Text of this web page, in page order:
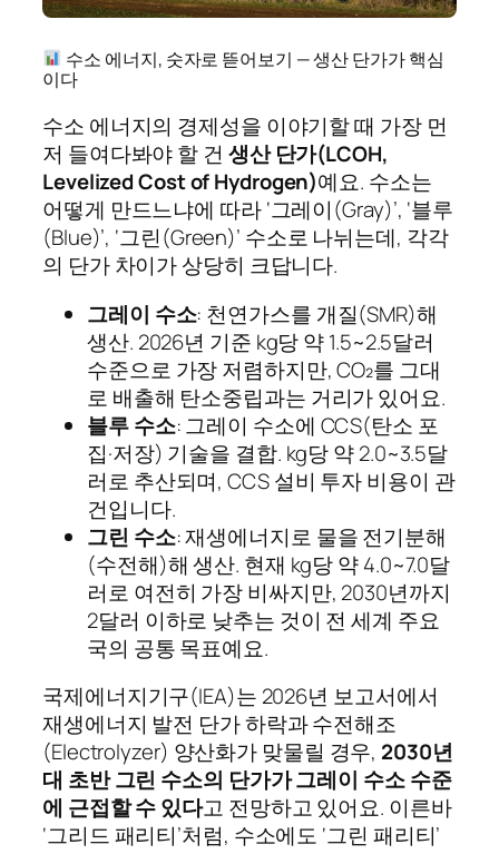
수소 에너지, 숫자로 뜯어보기 — 생산 단가가 핵심
이다
수소 에너지의 경제성을 이야기할 때 가장 먼
저 들여다봐야 할 건 생산 단가(LCOH,
Levelized Cost of Hydrogen)예요. 수소는
어떻게 만드느냐에 따라 ‘그레이(Gray)’, ‘블루
(Blue)’, ‘그린(Green)’ 수소로 나뉘는데, 각각
의 단가 차이가 상당히 크답니다.
그레이 수소: 천연가스를 개질(SMR)해
생산. 2026년 기준 kg당 약 1.5~2.5달러
수준으로 가장 저렴하지만, CO₂를 그대
로 배출해 탄소중립과는 거리가 있어요.
블루 수소: 그레이 수소에 CCS(탄소 포
집·저장) 기술을 결합. kg당 약 2.0~3.5달
러로 추산되며, CCS 설비 투자 비용이 관
건입니다.
그린 수소: 재생에너지로 물을 전기분해
(수전해)해 생산. 현재 kg당 약 4.0~7.0달
러로 여전히 가장 비싸지만, 2030년까지
2달러 이하로 낮추는 것이 전 세계 주요
국의 공통 목표예요.
국제에너지기구(IEA)는 2026년 보고서에서
재생에너지 발전 단가 하락과 수전해조
(Electrolyzer) 양산화가 맞물릴 경우, 2030년
대 초반 그린 수소의 단가가 그레이 수소 수준
에 근접할 수 있다고 전망하고 있어요. 이른바
‘그리드 패리티’처럼, 수소에도 ‘그린 패리티’